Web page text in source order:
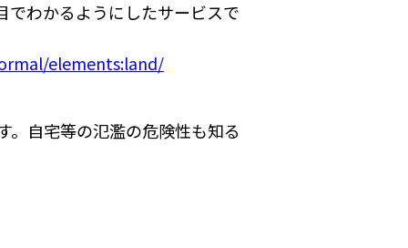
でわかるようにしたサービスで
elements:land/
自宅等の氾濫の危険性も知る